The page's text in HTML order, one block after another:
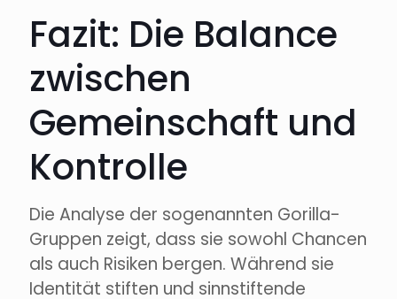
Fazit: Die Balance
zwischen
Gemeinschaft und
Kontrolle
Die Analyse der sogenannten Gorilla-
Gruppen zeigt, dass sie sowohl Chancen
als auch Risiken bergen. Während sie
Identität stiften und sinnstiftende